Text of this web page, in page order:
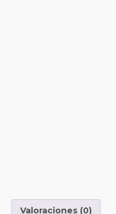
Valoraciones (0)